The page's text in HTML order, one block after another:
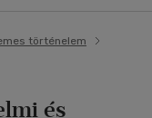
történelem
és